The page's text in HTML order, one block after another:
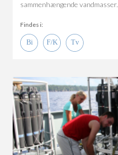
sammenhængende vandmasser.
Findes i: